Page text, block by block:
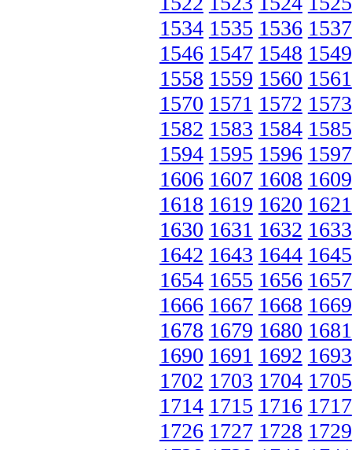
1534 1535 1536 1537
1546 1547 1548 1549
1558 1559 1560 1561
1570 1571 1572 1573
1582 1583 1584 1585
1594 1595 1596 1597
1606 1607 1608 1609
1618 1619 1620 1621
1630 1631 1632 1633
1642 1643 1644 1645
1654 1655 1656 1657
1666 1667 1668 1669
1678 1679 1680 1681
1690 1691 1692 1693
1702 1703 1704 1705
1714 1715 1716 1717
1726 1727 1728 1729